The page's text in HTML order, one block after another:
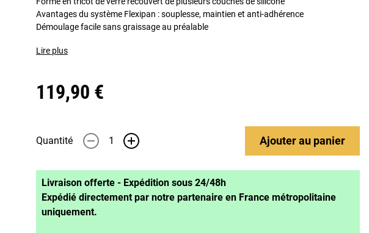
Avantages du système Flexipan : souplesse, maintien et anti-adhérence
Démoulage facile sans graissage au préalable
Lire plus
119,90 €
Quantité - + Ajouterau panier
Livraison offerte - Expédition sous 24/48h
Expédié directement par notre partenaire en France métropolitaine
uniquement.